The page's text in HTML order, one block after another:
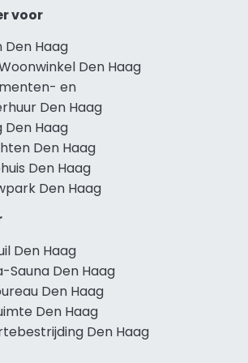
voor
Den Haag
Den Haag
en
Den Haag
Den Haag
Den Haag
Den Haag
Den Haag
Den Haag
Sauna Den Haag
Den Haag
Den Haag
Den Haag